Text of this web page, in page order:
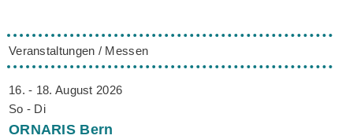
Veranstaltungen / Messen
16. - 18. August 2026
So - Di
ORNARIS Bern